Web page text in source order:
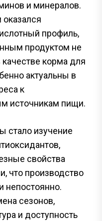
и минералов.
профиль,
продуктом не
качестве корма для
актуальны в
к
источникам пищи.
стало изучение
свойства
что производство
непостоянно.
сезонов,
и доступность